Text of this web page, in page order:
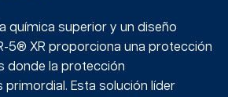
química superior y un diseño
5® XR proporciona una protección
donde la protección
primordial. Esta solución líder